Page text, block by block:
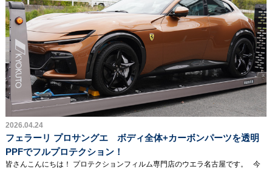
2026.04.24
フェラーリ プロサングエ ボディ全体+カーボンパーツを透明
PPFでフルプロテクション！
皆さんこんにちは！ プロテクションフィルム専門店のウエラ名古屋です。 今